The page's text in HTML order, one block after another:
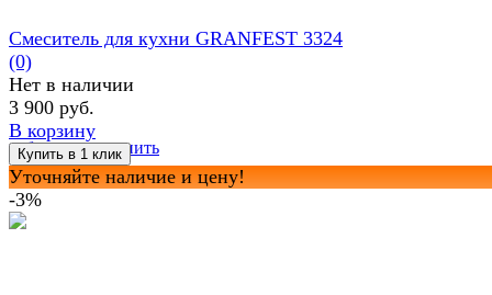
избранное сравнить
Смеситель для кухни GRANFEST 3324
(0)
Нет в наличии
3 900 руб.
В корзину
Уточняйте наличие и цену!
-3%